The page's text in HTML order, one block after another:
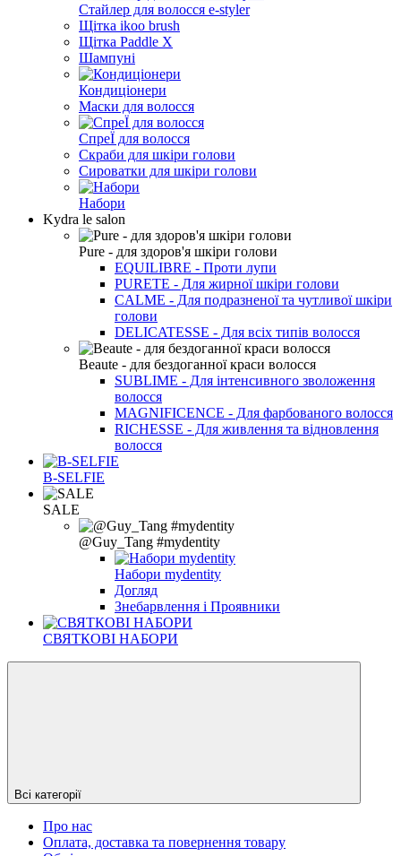
Стайлер для волосся e-styler
Щітка ikoo brush
Щітка Paddle X
Шампуні
Кондиціонери
Маски для волосся
СпреЇ для волосся
Скраби для шкіри голови
Сироватки для шкіри голови
Набори
Kydra le salon
Pure - для здоров'я шкіри голови
EQUILIBRE - Проти лупи
PURETE - Для жирної шкіри голови
CALME - Для подразненої та чутливої шкіри
голови
DELICATESSE - Для всіх типів волосся
Beaute - для бездоганної краси волосся
SUBLIME - Для інтенсивного зволоження
волосся
MAGNIFICENCE - Для фарбованого волосся
RICHESSE - Для живлення та відновлення
волосся
B-SELFIE
SALE
@Guy_Tang #mydentity
Набори mydentity
Догляд
Знебарвлення і Проявники
СВЯТКОВІ НАБОРИ
Всі категорії
Про нас
Оплата, доставка та повернення товару